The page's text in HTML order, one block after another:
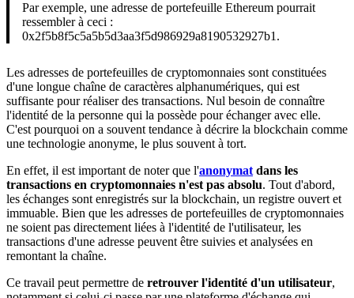
Par exemple, une adresse de portefeuille Ethereum pourrait
ressembler à ceci :
0x2f5b8f5c5a5b5d3aa3f5d986929a8190532927b1.
Les adresses de portefeuilles de cryptomonnaies sont constituées
d'une longue chaîne de caractères alphanumériques, qui est
suffisante pour réaliser des transactions. Nul besoin de connaître
l'identité de la personne qui la possède pour échanger avec elle.
C'est pourquoi on a souvent tendance à décrire la blockchain comme
une technologie anonyme, le plus souvent à tort.
En effet, il est important de noter que l'anonymatdans les
transactions en cryptomonnaies n'est pas absolu. Tout d'abord,
les échanges sont enregistrés sur la blockchain, un registre ouvert et
immuable. Bien que les adresses de portefeuilles de cryptomonnaies
ne soient pas directement liées à l'identité de l'utilisateur, les
transactions d'une adresse peuvent être suivies et analysées en
remontant la chaîne.
Ce travail peut permettre de retrouver l'identité d'un utilisateur,